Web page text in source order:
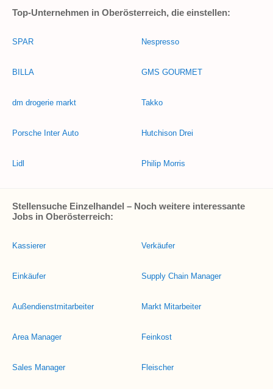
Top-Unternehmen in Oberösterreich, die einstellen:
SPAR
BILLA
dm drogerie markt
Porsche Inter Auto
Lidl
Nespresso
GMS GOURMET
Takko
Hutchison Drei
Philip Morris
Stellensuche Einzelhandel – Noch weitere interessante
Jobs in Oberösterreich:
Kassierer
Einkäufer
Außendienstmitarbeiter
Area Manager
Sales Manager
Verkäufer
Supply Chain Manager
Markt Mitarbeiter
Feinkost
Fleischer